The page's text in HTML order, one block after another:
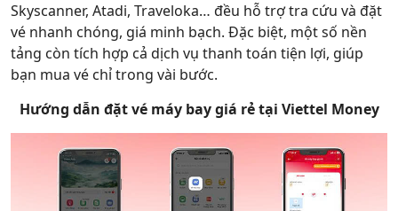
Skyscanner, Atadi, Traveloka… đều hỗ trợ tra cứu và đặt
vé nhanh chóng, giá minh bạch. Đặc biệt, một số nền
tảng còn tích hợp cả dịch vụ thanh toán tiện lợi, giúp
bạn mua vé chỉ trong vài bước.
Hướng dẫn đặt vé máy bay giá rẻ tại Viettel Money